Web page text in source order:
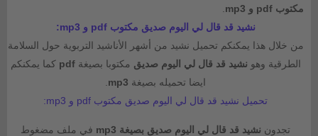
مكتوب pdf و mp3
نشيد قد قال لي اليوم صديق مكتوب pdf و mp3:
من خلال هذا يمكنكم تحميل نشيد من أشهر الأناشيد التربوية حول السلامة
الطرقية وهو نشيد قد قال لي اليوم صديق مكتوبا بصيغةpdf كما يمكنكم
ايضا تحميله بصيغة mp3
تحميل نشيد قد قال لي اليوم صديق مكتوب pdf و mp3:
تجدون نشيد قد قال لي اليوم صديق بصيغة mp3
في ملف مضغوط